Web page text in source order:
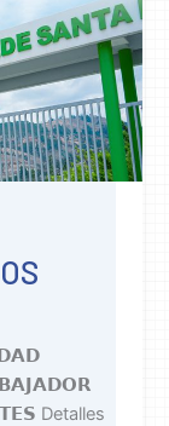
Detalles